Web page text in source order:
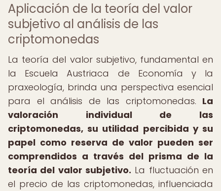
Aplicación de la teoría del valor
subjetivo al análisis de las
criptomonedas
La teoría del valor subjetivo, fundamental en
la Escuela Austriaca de Economía y la
praxeología, brinda una perspectiva esencial
para el análisis de las criptomonedas. La
valoración individual de las
criptomonedas, su utilidad percibida y su
papel como reserva de valor pueden ser
comprendidos a través del prisma de la
teoría del valor subjetivo. La fluctuación en
el precio de las criptomonedas, influenciada